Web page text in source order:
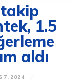
1.5
aldı
7, 2024